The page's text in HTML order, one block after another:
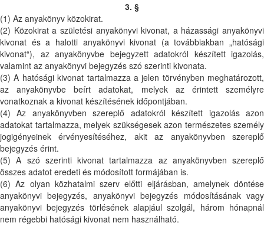
3. §
(1) Az anyakönyv közokirat.
(2) Közokirat a születési anyakönyvi kivonat, a házassági anyakönyvi
kivonat és a halotti anyakönyvi kivonat (a továbbiakban „hatósági
kivonat“), az anyakönyvbe bejegyzett adatokról készített igazolás,
valamint az anyakönyvi bejegyzés szó szerinti kivonata.
(3) A hatósági kivonat tartalmazza a jelen törvényben meghatározott,
az anyakönyvbe beírt adatokat, melyek az érintett személyre
vonatkoznak a kivonat készítésének időpontjában.
(4) Az anyakönyvben szereplő adatokról készített igazolás azon
adatokat tartalmazza, melyek szükségesek azon természetes személy
jogigényeinek érvényesítéséhez, akit az anyakönyvben szereplő
bejegyzés érint.
(5) A szó szerinti kivonat tartalmazza az anyakönyvben szereplő
összes adatot eredeti és módosított formájában is.
(6) Az olyan közhatalmi szerv előtti eljárásban, amelynek döntése
anyakönyvi bejegyzés, anyakönyvi bejegyzés módosításának vagy
anyakönyvi bejegyzés törlésének alapjául szolgál, három hónapnál
nem régebbi hatósági kivonat nem használható.